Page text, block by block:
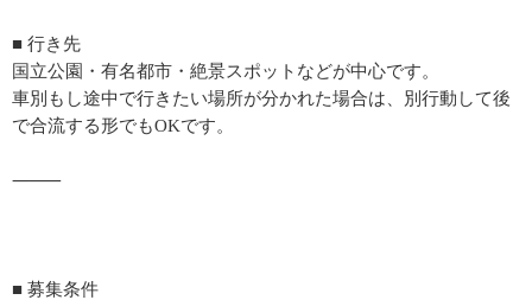
■ 行き先
国立公園・有名都市・絶景スポットなどが中心です。
車別もし途中で行きたい場所が分かれた場合は、別行動して後
で合流する形でもOKです。
⸻
■ 募集条件